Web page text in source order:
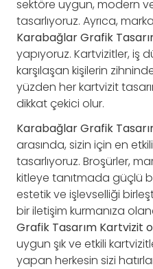
sektöre uygun, modern
tasarlıyoruz. Ayrıca,
Karabağlar Grafik
yapıyoruz. Kartvizitler, iş
karşılaşan kişilerin
yüzden her kartvizit
dikkat çekici olur.
Karabağlar Grafik
arasında, sizin için en
tasarlıyoruz. Broşürler,
kitleye tanıtmada güçlü
estetik ve işlevselliği
bir iletişim kurmanıza
Grafik Tasarım Kartvizit
uygun şık ve etkili
yapan herkesin sizi